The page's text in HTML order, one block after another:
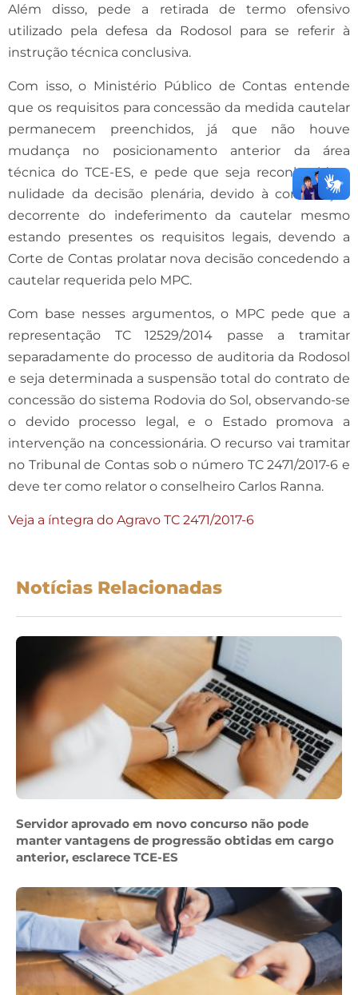
Além disso, pede a retirada de termo ofensivo
utilizado pela defesa da Rodosol para se referir à
instrução técnica conclusiva.
Com isso, o Ministério Público de Contas entende
que os requisitos para concessão da medida cautelar
permanecem preenchidos, já que não houve
mudança no posicionamento anterior da área
técnica do TCE-ES, e pede que seja reconhecida a
nulidade da decisão plenária, devido à contradição
decorrente do indeferimento da cautelar mesmo
estando presentes os requisitos legais, devendo a
Corte de Contas prolatar nova decisão concedendo a
cautelar requerida pelo MPC.
Com base nesses argumentos, o MPC pede que a
representação TC 12529/2014 passe a tramitar
separadamente do processo de auditoria da Rodosol
e seja determinada a suspensão total do contrato de
concessão do sistema Rodovia do Sol, observando-se
o devido processo legal, e o Estado promova a
intervenção na concessionária. O recurso vai tramitar
no Tribunal de Contas sob o número TC 2471/2017-6 e
deve ter como relator o conselheiro Carlos Ranna.
Veja a íntegra do Agravo TC 2471/2017-6
Notícias Relacionadas
Servidor aprovado em novo concurso não pode
manter vantagens de progressão obtidas em cargo
anterior, esclarece TCE-ES